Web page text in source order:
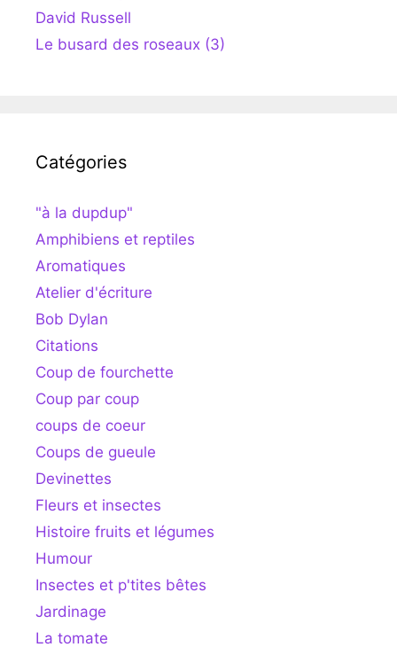
David Russell
Le busard des roseaux (3)
Catégories
"à la dupdup"
Amphibiens et reptiles
Aromatiques
Atelier d'écriture
Bob Dylan
Citations
Coup de fourchette
Coup par coup
coups de coeur
Coups de gueule
Devinettes
Fleurs et insectes
Histoire fruits et légumes
Humour
Insectes et p'tites bêtes
Jardinage
La tomate